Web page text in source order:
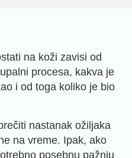
na koži zavisi od
procesa, kakva je
i od toga koliko je bio
nastanak ožiljaka
na vreme. Ipak, ako
posebnu pažnju